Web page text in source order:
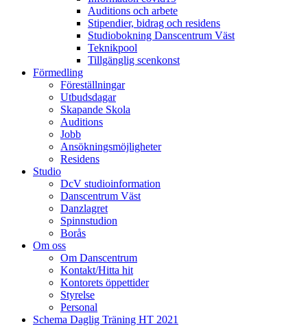
Auditions och arbete
Stipendier, bidrag och residens
Studiobokning Danscentrum Väst
Teknikpool
Tillgänglig scenkonst
Förmedling
Föreställningar
Utbudsdagar
Skapande Skola
Auditions
Jobb
Ansökningsmöjligheter
Residens
Studio
DcV studioinformation
Danscentrum Väst
Danzlagret
Spinnstudion
Borås
Om oss
Om Danscentrum
Kontakt/Hitta hit
Kontorets öppettider
Styrelse
Personal
Schema Daglig Träning HT 2021